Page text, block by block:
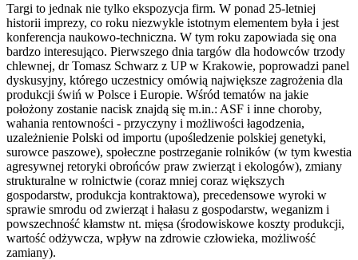
Targi to jednak nie tylko ekspozycja firm. W ponad 25-letniej
historii imprezy, co roku niezwykle istotnym elementem była i jest
konferencja naukowo-techniczna. W tym roku zapowiada się ona
bardzo interesująco. Pierwszego dnia targów dla hodowców trzody
chlewnej, dr Tomasz Schwarz z UP w Krakowie, poprowadzi panel
dyskusyjny, którego uczestnicy omówią największe zagrożenia dla
produkcji świń w Polsce i Europie. Wśród tematów na jakie
położony zostanie nacisk znajdą się m.in.: ASF i inne choroby,
wahania rentowności - przyczyny i możliwości łagodzenia,
uzależnienie Polski od importu (upośledzenie polskiej genetyki,
surowce paszowe), społeczne postrzeganie rolników (w tym kwestia
agresywnej retoryki obrońców praw zwierząt i ekologów), zmiany
strukturalne w rolnictwie (coraz mniej coraz większych
gospodarstw, produkcja kontraktowa), precedensowe wyroki w
sprawie smrodu od zwierząt i hałasu z gospodarstw, weganizm i
powszechność kłamstw nt. mięsa (środowiskowe koszty produkcji,
wartość odżywcza, wpływ na zdrowie człowieka, możliwość
zamiany).